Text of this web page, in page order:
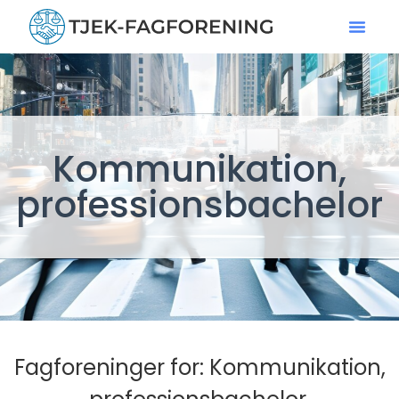
Kommunikation,
professionsbachelor
Fagforeninger for: Kommunikation,